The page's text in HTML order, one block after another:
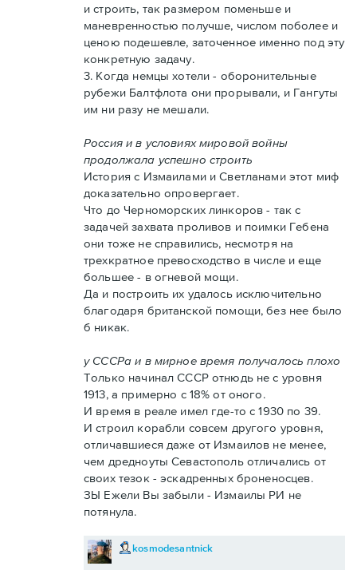
и строить, так размером поменьше и
маневренностью получше, числом поболее и
ценою подешевле, заточенное именно под эту
конкретную задачу.
3. Когда немцы хотели - оборонительные
рубежи Балтфлота они прорывали, и Гангуты
им ни разу не мешали.
Россия и в условиях мировой войны
продолжала успешно строить
История с Измаилами и Светланами этот миф
доказательно опровергает.
Что до Черноморских линкоров - так с
задачей захвата проливов и поимки Гебена
они тоже не справились, несмотря на
трехкратное превосходство в числе и еще
большее - в огневой мощи.
Да и построить их удалось исключительно
благодаря британской помощи, без нее было
б никак.
у СССРа и в мирное время получалось плохо
Только начинал СССР отнюдь не с уровня
1913, а примерно с 18% от оного.
И время в реале имел где-то с 1930 по 39.
И строил корабли совсем другого уровня,
отличавшиеся даже от Измаилов не менее,
чем дредноуты Севастополь отличались от
своих тезок - эскадренных броненосцев.
ЗЫ Ежели Вы забыли - Измаилы РИ не
потянула.
kosmodesantnick